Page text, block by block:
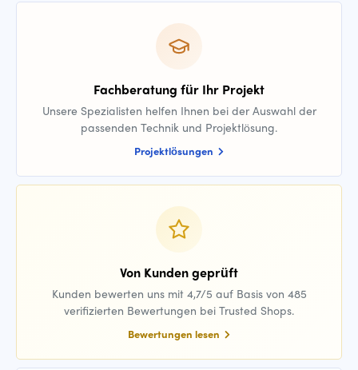
Fachberatung für Ihr Projekt
Unsere Spezialisten helfen Ihnen bei der Auswahl der
passenden Technik und Projektlösung.
Projektlösungen
Von Kunden geprüft
Kunden bewerten uns mit 4,7/5 auf Basis von 485
verifizierten Bewertungen bei Trusted Shops.
Bewertungen lesen